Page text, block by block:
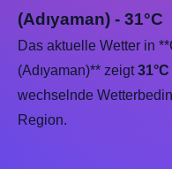
(Adıyaman) - 31°C
Das aktuelle Wetter in
(Adıyaman)** zeigt31°C
wechselnde
Region.